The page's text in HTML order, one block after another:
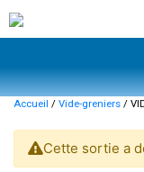
Accueil / Vide-greniers /
Cette sortie a